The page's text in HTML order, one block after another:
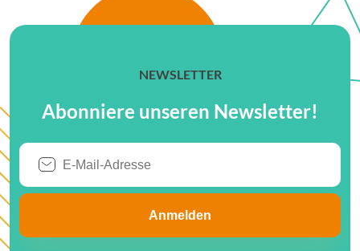
NEWSLETTER
Abonniere unseren Newsletter!